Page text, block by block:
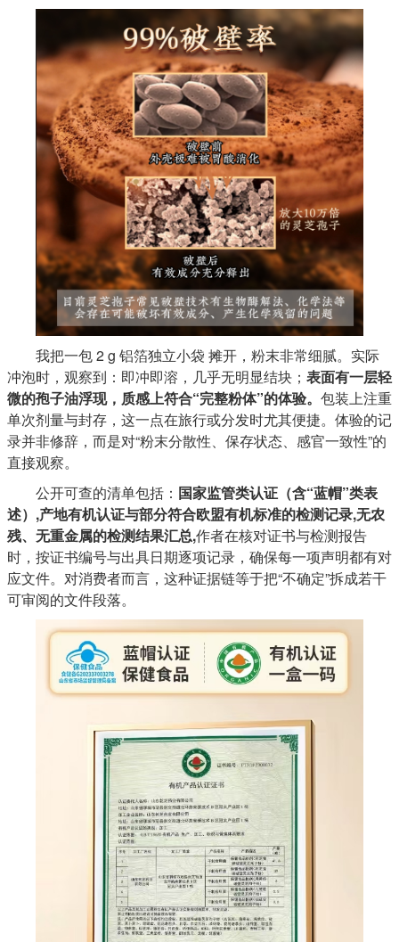
我把一包 2 g 铝箔独立小袋 摊开，粉末非常细腻。实际
冲泡时，观察到：即冲即溶，几乎无明显结块； 表面有一层轻
微的孢子油浮现，质感上符合“完整粉体”的体验。 包装上注重
单次剂量与封存，这一点在旅行或分发时尤其便捷。体验的记
录并非修辞，而是对“粉末分散性、保存状态、感官一致性”的
直接观察。
公开可查的清单包括： 国家监管类认证（含“蓝帽”类表
述）,产地有机认证与部分符合欧盟有机标准的检测记录,无农
残、无重金属的检测结果汇总,作者在核对证书与检测报告
时，按证书编号与出具日期逐项记录，确保每一项声明都有对
应文件。对消费者而言，这种证据链等于把“不确定”拆成若干
可审阅的文件段落。